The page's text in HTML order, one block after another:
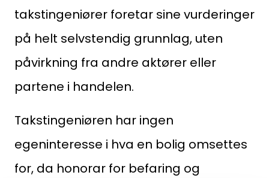
takstingeniører foretar sine vurderinger
på helt selvstendig grunnlag, uten
påvirkning fra andre aktører eller
partene i handelen.
Takstingeniøren har ingen
egeninteresse i hva en bolig omsettes
for, da honorar for befaring og